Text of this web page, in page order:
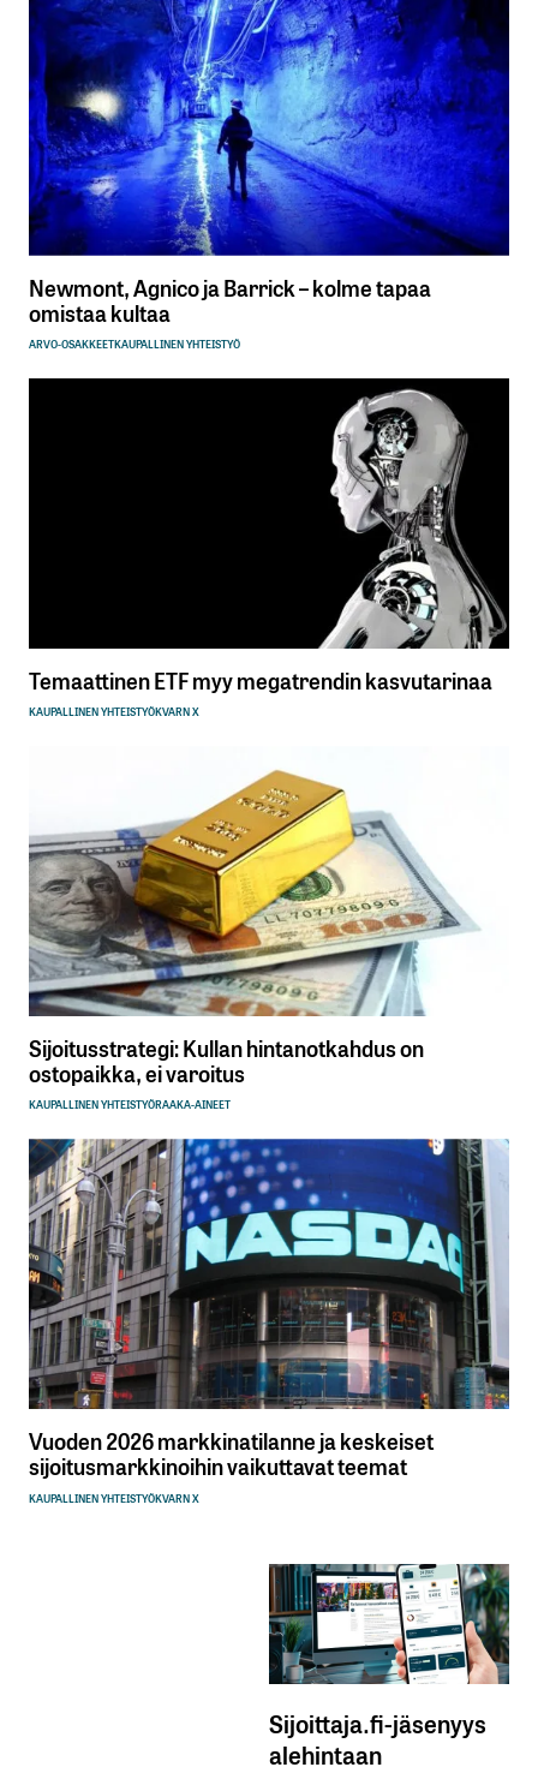
Newmont, Agnico ja Barrick – kolme tapaa
omistaa kultaa
ARVO-OSAKKEETKAUPALLINEN YHTEISTYÖ
Temaattinen ETF myy megatrendin kasvutarinaa
KAUPALLINEN YHTEISTYÖKVARN X
Sijoitusstrategi: Kullan hintanotkahdus on
ostopaikka, ei varoitus
KAUPALLINEN YHTEISTYÖRAAKA-AINEET
Vuoden 2026 markkinatilanne ja keskeiset
sijoitusmarkkinoihin vaikuttavat teemat
KAUPALLINEN YHTEISTYÖKVARN X
Sijoittaja.fi-jäsenyys
alehintaan